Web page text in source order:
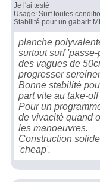
Je l'ai testé
Usage: Surf toutes
Stabilité pour un gabarit
planche
surtout surf
des vagues de
progresser
Bonne stabilité
part vite au take-
Pour un
de vivacité quand
les manoeuvres.
Construction
'cheap'.